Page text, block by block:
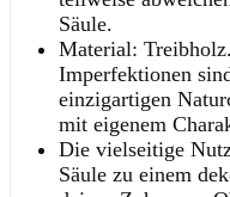
Säule.
Material:
Imperfektionen
einzigartigen
mit eigenem
Die vielseitige
Säule zu einem